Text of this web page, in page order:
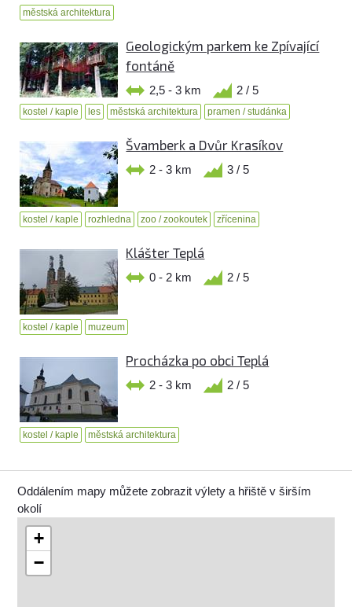
městská architektura
Geologickým parkem ke Zpívající
fontáně
2,5 - 3 km 2 / 5
kostel / kaple les městská architektura pramen / studánka
Švamberk a Dvůr Krasíkov
2 - 3 km 3 / 5
kostel / kaple rozhledna zoo / zookoutek zřícenina
Klášter Teplá
0 - 2 km 2 / 5
kostel / kaple muzeum
Procházka po obci Teplá
2 - 3 km 2 / 5
kostel / kaple městská architektura
Oddálením mapy můžete zobrazit výlety a hřiště v širším
okolí
+
−